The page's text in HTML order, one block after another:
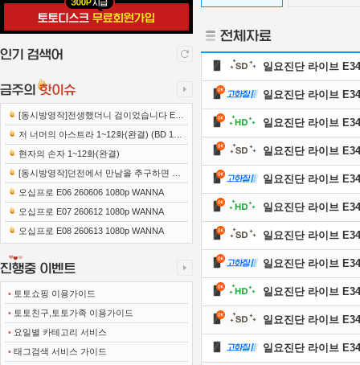
[동시방영작]전생했더니 검이었습니다 E12
221222 1080p-NEXT
저 너머의 아스트라 1~12화(완결) (BD 192
0x1080 x265-10Bit FLACx2)
현자의 손자 1~12화(완결)
[동시방영작]던전에서 만남을 추구하면 안
되는 걸까 5 풍요의 여신편 E15 250306 1..
오십프로 E06 260606 1080p WANNA
오십프로 E07 260612 1080p WANNA
오십프로 E08 260613 1080p WANNA
• 토토쇼핑 이용가이드
• 토토친구,토토가족 이용가이드
• 요일별 카테고리 서비스
• 태그검색 서비스 가이드
일요진단 라이브
일요진단 라이브
일요진단 라이브
일요진단 라이브
일요진단 라이브
일요진단 라이브
일요진단 라이브
일요진단 라이브
일요진단 라이브
일요진단 라이브
일요진단 라이브